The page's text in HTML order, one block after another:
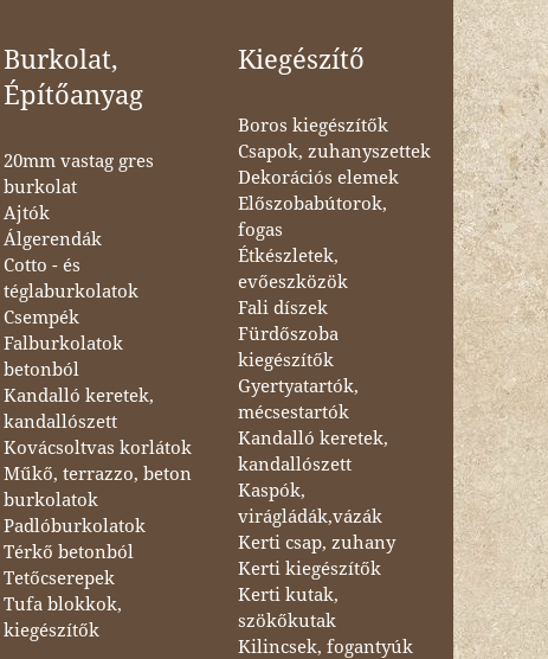
Burkolat,
Építőanyag
20mm vastag gres
burkolat
Ajtók
Álgerendák
Cotto - és
téglaburkolatok
Csempék
Falburkolatok
betonból
Kandalló keretek,
kandallószett
Kovácsoltvas korlátok
Műkő, terrazzo, beton
burkolatok
Padlóburkolatok
Térkő betonból
Tetőcserepek
Tufa blokkok,
kiegészítők
Kiegészítő
Boros kiegészítők
Csapok, zuhanyszettek
Dekorációs elemek
Előszobabútorok,
fogas
Étkészletek,
evőeszközök
Fali díszek
Fürdőszoba
kiegészítők
Gyertyatartók,
mécsestartók
Kandalló keretek,
kandallószett
Kaspók,
virágládák,vázák
Kerti csap, zuhany
Kerti kiegészítők
Kerti kutak,
szökőkutak
Kilincsek, fogantyúk